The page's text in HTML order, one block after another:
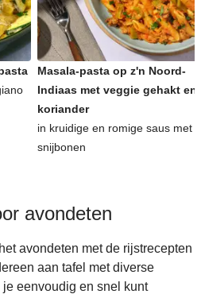
Masala-pasta op z'n Noord-
Indiaas met veggie gehakt en
koriander
in kruidige en romige saus met
snijbonen
avondeten
avondeten met de rijstrecepten
aan tafel met diverse
eenvoudig en snel kunt